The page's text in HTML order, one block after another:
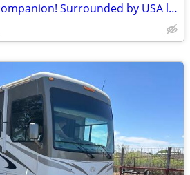
Goodbye, my travel companion! Surrounded by USA landscapes